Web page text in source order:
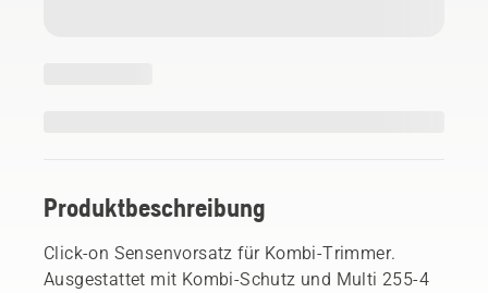
Produktbeschreibung
Click-on Sensenvorsatz für Kombi-Trimmer.
Ausgestattet mit Kombi-Schutz und Multi 255-4